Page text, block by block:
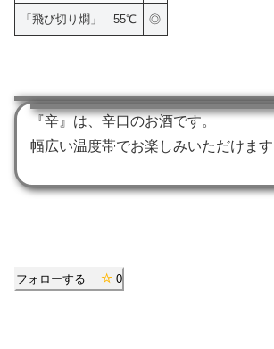
「飛び切り燗」 55℃ ◎
『辛』は、辛口のお酒です。
幅広い温度帯でお楽しみいただけます
フォローする 0